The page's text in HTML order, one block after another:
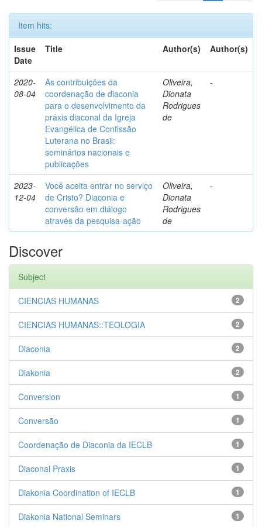
Item hits:
Issue
Date
Title Author(s) Author(s)
2020-
08-04
As contribuições da
coordenação de diaconia
para o desenvolvimento da
práxis diaconal da Igreja
Evangélica de Confissão
Luterana no Brasil:
seminários nacionais e
publicações
Oliveira,
Dionata
Rodrigues
de
-
2023-
12-04
Você aceita entrar no serviço
de Cristo? Diaconia e
conversão em diálogo
através da pesquisa-ação
Oliveira,
Dionata
Rodrigues
de
-
Discover
Subject
2
CIENCIAS HUMANAS
2
CIENCIAS HUMANAS::TEOLOGIA
2
Diaconia
2
Diakonia
1
Conversion
1
Conversão
1
Coordenação de Diaconia da IECLB
1
Diaconal Praxis
1
Diakonia Coordination of IECLB
1
Diakonia National Seminars